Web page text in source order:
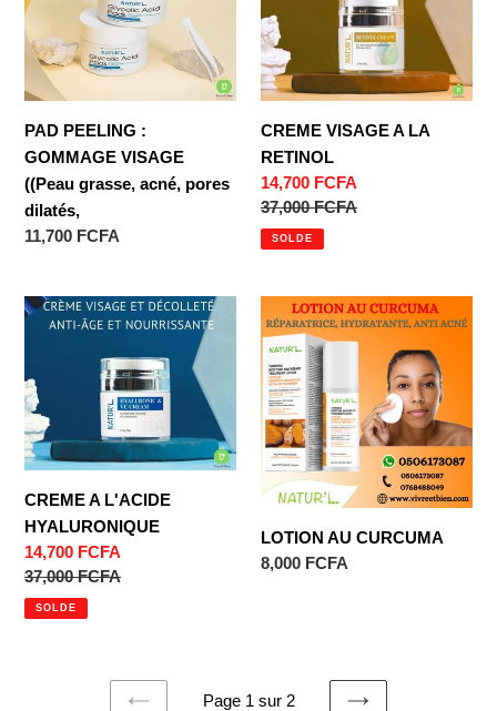
GOMMAGE
VISAGE
((Peau
grasse,
acné,
pores
dilatés,
PAD PEELING :
GOMMAGE VISAGE
((Peau grasse, acné, pores
dilatés,
Prix
11,700 FCFA
LA
RETINOL
CREME VISAGE A LA
RETINOL
Prix
réduit
14,700 FCFA
Prix
normal
37,000 FCFA
SOLDE
CREME
HYALURONIQUE
CREME A L'ACIDE
HYALURONIQUE
Prix
réduit
14,700 FCFA
Prix
normal
37,000 FCFA
SOLDE
LOTION
AU
CURCUMA
LOTION AU CURCUMA
Prix
8,000 FCFA
Page 1 sur 2